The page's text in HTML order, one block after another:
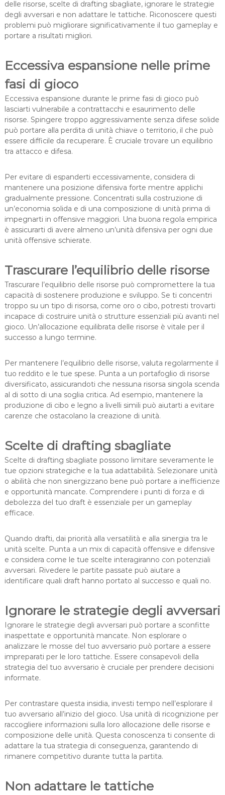
delle risorse, scelte di drafting sbagliate, ignorare le strategie
degli avversari e non adattare le tattiche. Riconoscere questi
problemi può migliorare significativamente il tuo gameplay e
portare a risultati migliori.
Eccessiva espansione nelle prime
fasi di gioco
Eccessiva espansione durante le prime fasi di gioco può
lasciarti vulnerabile a contrattacchi e esaurimento delle
risorse. Spingere troppo aggressivamente senza difese solide
può portare alla perdita di unità chiave o territorio, il che può
essere difficile da recuperare. È cruciale trovare un equilibrio
tra attacco e difesa.
Per evitare di espanderti eccessivamente, considera di
mantenere una posizione difensiva forte mentre applichi
gradualmente pressione. Concentrati sulla costruzione di
un’economia solida e di una composizione di unità prima di
impegnarti in offensive maggiori. Una buona regola empirica
è assicurarti di avere almeno un’unità difensiva per ogni due
unità offensive schierate.
Trascurare l’equilibrio delle risorse
Trascurare l’equilibrio delle risorse può compromettere la tua
capacità di sostenere produzione e sviluppo. Se ti concentri
troppo su un tipo di risorsa, come oro o cibo, potresti trovarti
incapace di costruire unità o strutture essenziali più avanti nel
gioco. Un’allocazione equilibrata delle risorse è vitale per il
successo a lungo termine.
Per mantenere l’equilibrio delle risorse, valuta regolarmente il
tuo reddito e le tue spese. Punta a un portafoglio di risorse
diversificato, assicurandoti che nessuna risorsa singola scenda
al di sotto di una soglia critica. Ad esempio, mantenere la
produzione di cibo e legno a livelli simili può aiutarti a evitare
carenze che ostacolano la creazione di unità.
Scelte di drafting sbagliate
Scelte di drafting sbagliate possono limitare severamente le
tue opzioni strategiche e la tua adattabilità. Selezionare unità
o abilità che non sinergizzano bene può portare a inefficienze
e opportunità mancate. Comprendere i punti di forza e di
debolezza del tuo draft è essenziale per un gameplay
efficace.
Quando drafti, dai priorità alla versatilità e alla sinergia tra le
unità scelte. Punta a un mix di capacità offensive e difensive
e considera come le tue scelte interagiranno con potenziali
avversari. Rivedere le partite passate può aiutare a
identificare quali draft hanno portato al successo e quali no.
Ignorare le strategie degli avversari
Ignorare le strategie degli avversari può portare a sconfitte
inaspettate e opportunità mancate. Non esplorare o
analizzare le mosse del tuo avversario può portare a essere
impreparati per le loro tattiche. Essere consapevoli della
strategia del tuo avversario è cruciale per prendere decisioni
informate.
Per contrastare questa insidia, investi tempo nell’esplorare il
tuo avversario all’inizio del gioco. Usa unità di ricognizione per
raccogliere informazioni sulla loro allocazione delle risorse e
composizione delle unità. Questa conoscenza ti consente di
adattare la tua strategia di conseguenza, garantendo di
rimanere competitivo durante tutta la partita.
Non adattare le tattiche